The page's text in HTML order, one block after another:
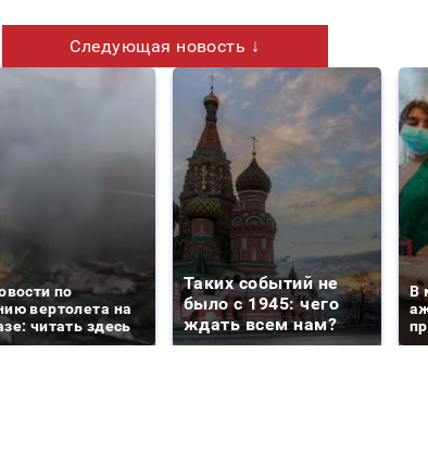
Следующая новость ↓
по
вертолета на
читать здесь
Таких событий не
было с 1945: чего
ждать всем нам?
В